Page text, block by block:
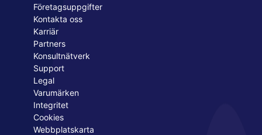
Företagsuppgifter
Kontakta oss
Karriär
Partners
Konsultnätverk
Support
Legal
Varumärken
Integritet
Cookies
Webbplatskarta